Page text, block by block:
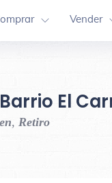
Vender
El
, Retiro